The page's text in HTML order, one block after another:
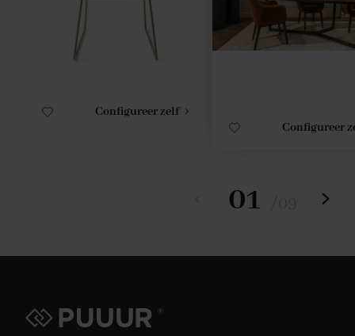
Configureer zelf
Configureer
01